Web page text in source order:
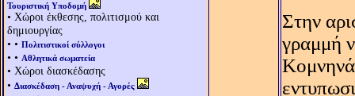
Τουριστική Υποδομή
• Χώροι έκθεσης, πολιτισμού και
δημιουργίας
• • Πολιτιστικοί σύλλογοι
• • Αθλητικά σωματεία
• Χώροι διασκέδασης
• Διασκέδαση - Αναψυχή - Αγορές
Στην
γραμμή